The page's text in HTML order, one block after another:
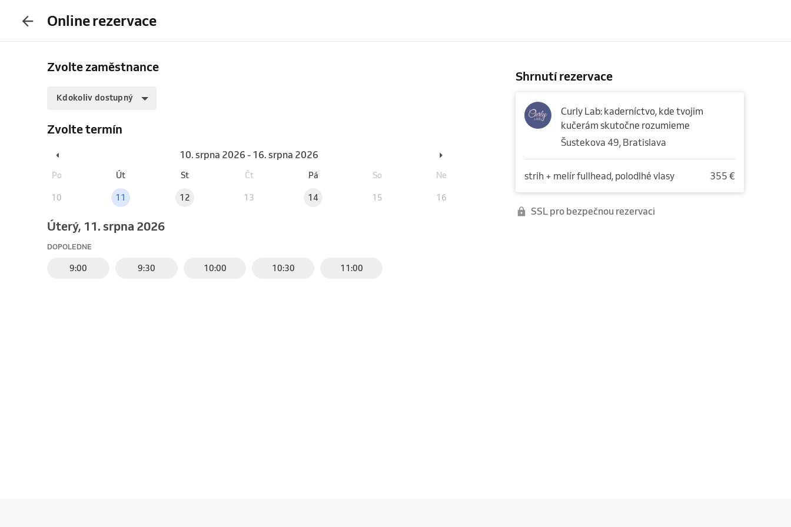
Online rezervace
Zvolte zaměstnance
Kdokoliv dostupný
Zvolte termín
10. srpna 2026 - 16. srpna 2026
Po Út St Čt Pá So Ne
10 11 12 13 14 15 16
úterý, 11. srpna 2026
DOPOLEDNE
9:00 9:30 10:00 10:30 11:00
Shrnutí rezervace
Curly Lab: kaderníctvo, kde tvojim
kučerám skutočne rozumieme
Šustekova 49, Bratislava
strih + melír fullhead, polodlhé vlasy 355 €
SSL pro bezpečnou rezervaci